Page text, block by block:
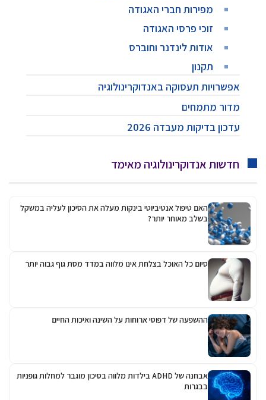
מפירות חברי האגודה
זוכי פרסי האגודה
אודות לינדנר וחוברס
תקנון
אפשרויות תעסוקה באנדוקרינולוגיה
מדור מתמחים
עדכון בדיקות מעבדה 2026
חדשות אנדוקרינולוגיה מאימד
האם טיפול אנטיביוטי בינקות מעלה את הסיכון לעליה במשקל
בשלב מאוחר יותר?
סיום כל האוכל בצלחת אינו מלווה במדד מסת גוף גבוה יותר
ההשפעה של דפוסי ארוחות על השינה ואיכות החיים
אבחנה של ADHD בילדות מלווה בסיכון מוגבר למחלות גופניות
בבגרות